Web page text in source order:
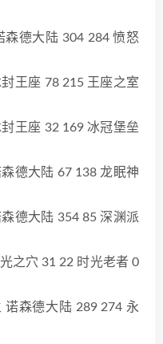
德大陆 304 284 愤怒
王座 78 215 王座之室
王座 32 169 冰冠堡垒
德大陆 67 138 龙眠神
德大陆 354 85 深渊派
之穴 31 22 时光老者 0
森德大陆 289 274 永